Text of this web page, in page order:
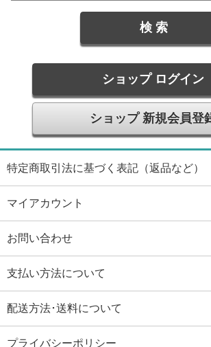
ショップ ログイン
ショップ 新規会員登
特定商取引法に基づく表記（返品など）
マイアカウント
お問い合わせ
支払い方法について
配送方法･送料について
プライバシーポリシー